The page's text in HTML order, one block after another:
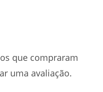
que compraram
uma avaliação.